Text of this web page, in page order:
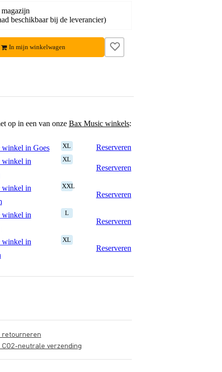
beschikbaar bij de leverancier)
In mijn winkelwagen
op in een van onze Bax Music winkels:
in Goes XL
Reserveren
winkel in
XL
Reserveren
winkel in
XXL
Reserveren
winkel in
L
Reserveren
winkel in
XL
Reserveren
retourneren
CO2-neutrale verzending